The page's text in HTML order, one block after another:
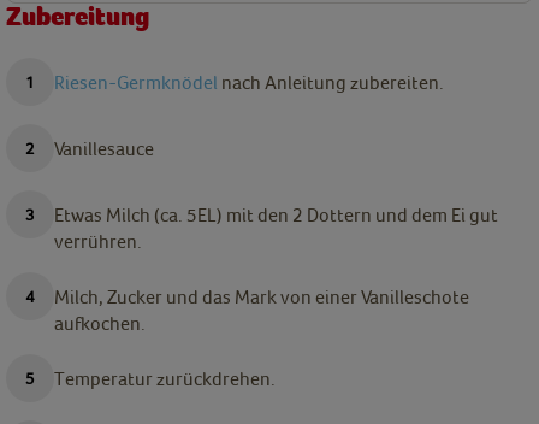
Zubereitung
Riesen-Germknödel nach Anleitung zubereiten.
Vanillesauce
Etwas Milch (ca. 5EL) mit den 2 Dottern und dem Ei gut
verrühren.
Milch, Zucker und das Mark von einer Vanilleschote
aufkochen.
Temperatur zurückdrehen.